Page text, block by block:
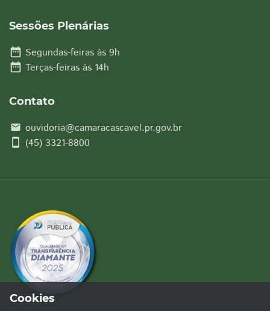
Sessões Plenárias
date_range Segundas-feiras às 9h
date_range Terças-feiras às 14h
Contato
email ouvidoria@camaracascavel.pr.gov.br
smartphone (45) 3321-8800
Cookies